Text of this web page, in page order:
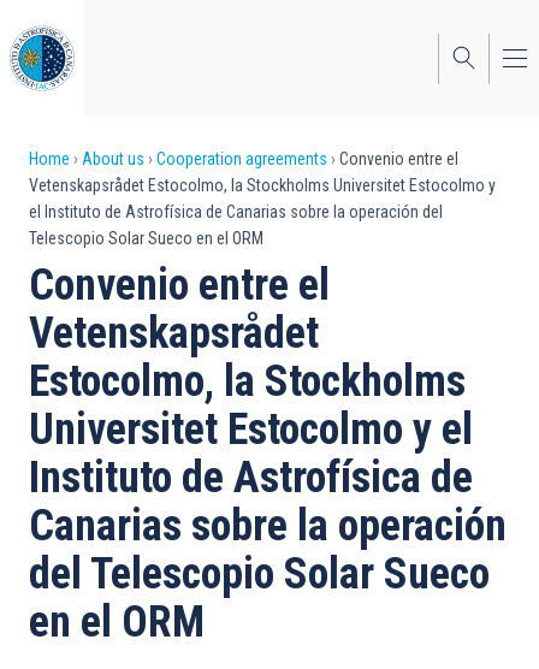
to
main
content
Breadcrumb
Home About us Cooperation agreements
Convenio entre el
Vetenskapsrådet Estocolmo, la Stockholms Universitet Estocolmo y
el Instituto de Astrofísica de Canarias sobre la operación del
Telescopio Solar Sueco en el ORM
Convenio entre el
Vetenskapsrådet
Estocolmo, la Stockholms
Universitet Estocolmo y el
Instituto de Astrofísica de
Canarias sobre la operación
del Telescopio Solar Sueco
en el ORM